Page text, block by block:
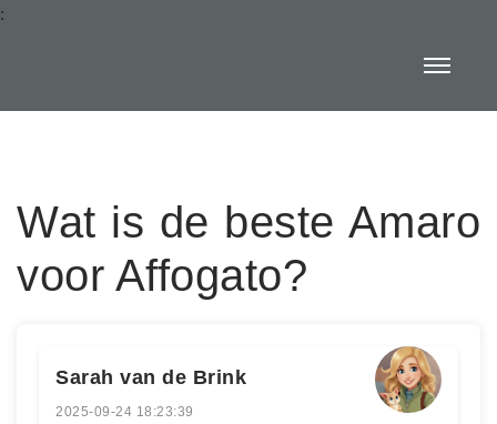
:
Wat is de beste Amaro
voor Affogato?
Sarah van de Brink
2025-09-24 18:23:39